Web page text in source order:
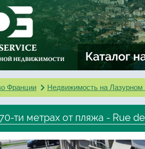
Франции Недвижимость на Лазурном
ти метрах от пляжа - Rue